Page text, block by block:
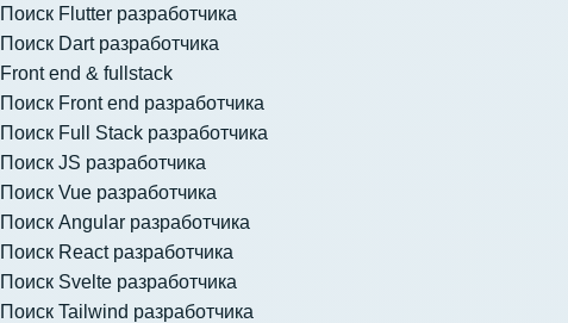
Поиск Flutter разработчика
Поиск Dart разработчика
Front end & fullstack
Поиск Front end разработчика
Поиск Full Stack разработчика
Поиск JS разработчика
Поиск Vue разработчика
Поиск Angular разработчика
Поиск React разработчика
Поиск Svelte разработчика
Поиск Tailwind разработчика